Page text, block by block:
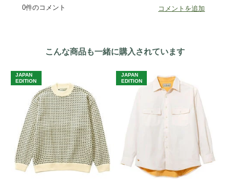
こんな商品も一緒に購入されています
JAPAN
EDITION
JAPAN
EDITION